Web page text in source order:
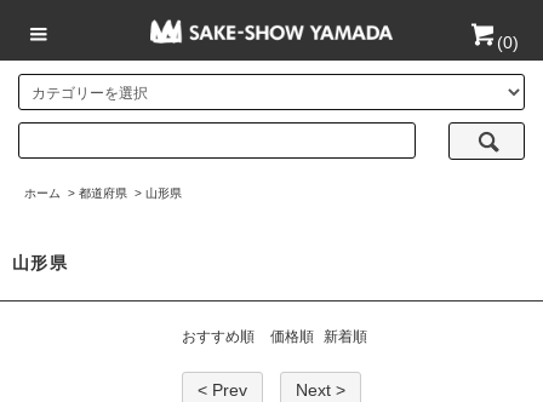
(0)
ホーム > 都道府県 > 山形県
山形県
おすすめ順 価格順 新着順
< Prev Next >